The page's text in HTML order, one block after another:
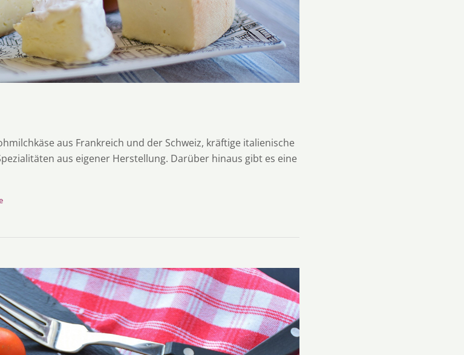
aus Frankreich und der Schweiz, kräftige italienische
aus eigener Herstellung. Darüber hinaus gibt es eine